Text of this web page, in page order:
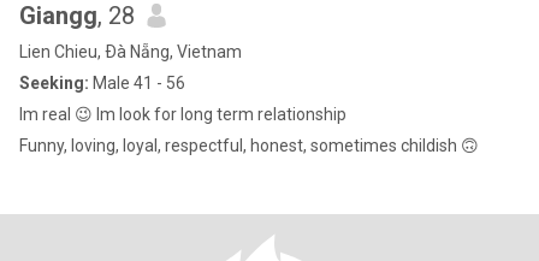
Giangg, 28
Lien Chieu, Ðà Nẵng, Vietnam
Seeking: Male 41 - 56
Im real 😉 Im look for long term relationship
Funny, loving, loyal, respectful, honest, sometimes childish 🙃